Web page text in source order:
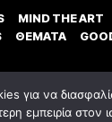
MIND THE ART
ΘΕΜΑΤΑ
για να
εμπειρία στον